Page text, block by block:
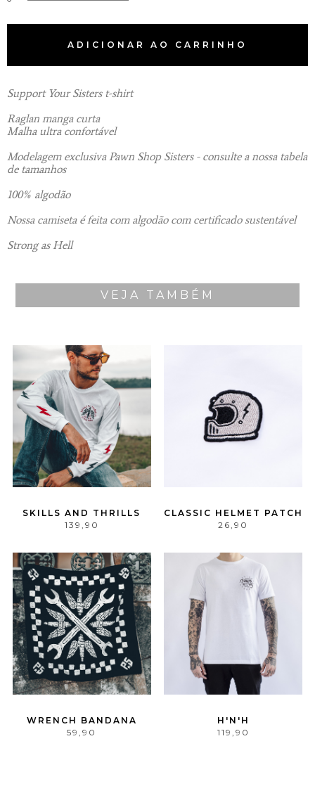
ADICIONAR AO CARRINHO
Support Your Sisters t-shirt
Raglan manga curta
Malha ultra confortável
Modelagem exclusiva Pawn Shop Sisters - consulte a nossa tabela
de tamanhos
100% algodão
Nossa camiseta é feita com algodão com certificado sustentável
Strong as Hell
VEJA TAMBÉM
SKILLS AND THRILLS
139,90
CLASSIC HELMET PATCH
26,90
WRENCH BANDANA
59,90
H'N'H
119,90